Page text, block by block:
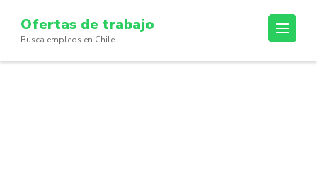
content
(Press
Ofertas de trabajo
Busca empleos en Chile